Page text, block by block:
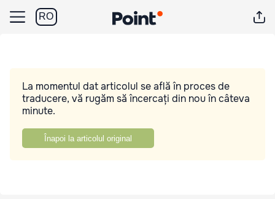
RO
La momentul dat articolul se află în proces de
traducere, vă rugăm să încercați din nou în câteva
minute.
Înapoi la articolul original